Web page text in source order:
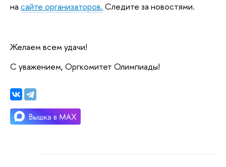
на сайте организаторов. Следите за новостями.
Желаем всем удачи!
С уважением, Оргкомитет Олимпиады!